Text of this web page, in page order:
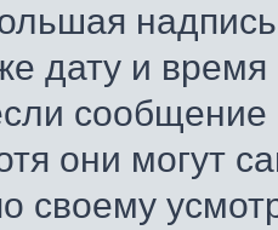
дату и
они могут
своему